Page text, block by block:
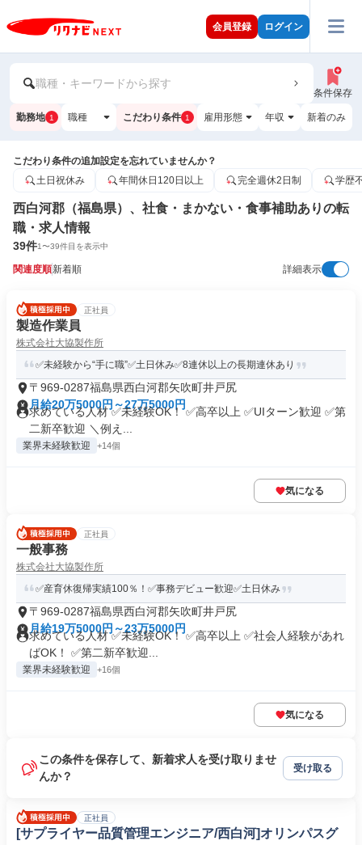
会員登録 ログイン
職種・キーワードから探す
条件保存
勤務地 1 職種 こだわり条件 1 雇用形態 年収 新着のみ
こだわり条件の追加設定を忘れていませんか？
土日祝休み
年間休日120日以上 完全週休2日制 学歴
西白河郡（福島県）、社食・まかない・食事補助ありの転
職・求人情報
39件1〜39件目を表示中
関連度順新着順 詳細表示
正社員
製造作業員
株式会社大協製作所
✅未経験から“手に職”✅土日休み✅8連休以上の長期連休あり
〒969-0287福島県西白河郡矢吹町井戸尻
月給20万5000円～27万5000円
求めている人材 ✅未経験OK！ ✅高卒以上 ✅UIターン歓迎 ✅第
二新卒歓迎 ＼例え...
業界未経験歓迎 +14個
気になる
正社員
一般事務
株式会社大協製作所
✅産育休復帰実績100％！✅事務デビュー歓迎✅土日休み
〒969-0287福島県西白河郡矢吹町井戸尻
月給19万5000円～23万5000円
求めている人材 ✅未経験OK！ ✅高卒以上 ✅社会人経験があれ
ばOK！ ✅第二新卒歓迎...
業界未経験歓迎 +16個
気になる
この条件を保存して、新着求人を受け取りませ
んか？
受け取る
正社員
[サプライヤー品質管理エンジニア/西白河]オリンパスグ